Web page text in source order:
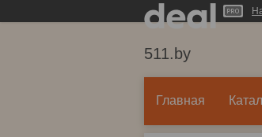
511.by
Главная